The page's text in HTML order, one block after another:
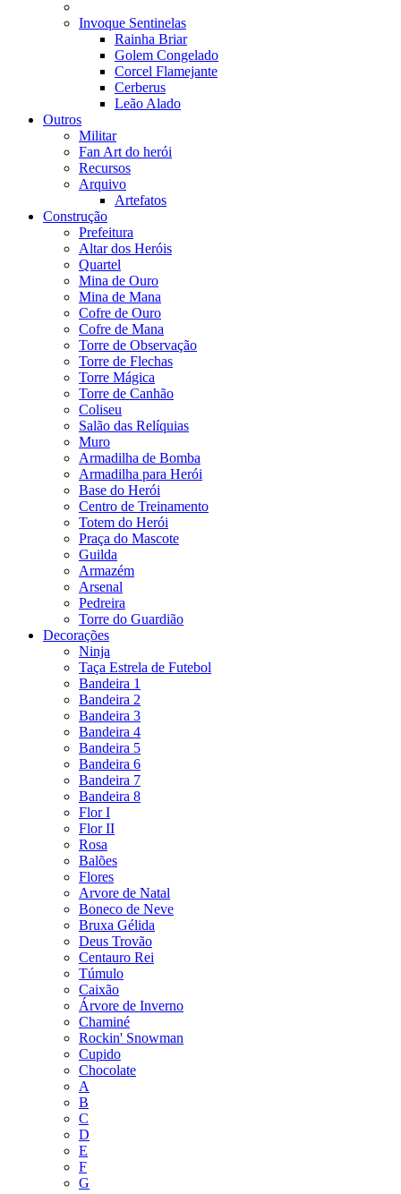
Invoque Sentinelas
Rainha Briar
Golem Congelado
Corcel Flamejante
Cerberus
Leão Alado
Outros
Militar
Fan Art do herói
Recursos
Arquivo
Artefatos
Construção
Prefeitura
Altar dos Heróis
Quartel
Mina de Ouro
Mina de Mana
Cofre de Ouro
Cofre de Mana
Torre de Observação
Torre de Flechas
Torre Mágica
Torre de Canhão
Coliseu
Salão das Relíquias
Muro
Armadilha de Bomba
Armadilha para Herói
Base do Herói
Centro de Treinamento
Totem do Herói
Praça do Mascote
Guilda
Armazém
Arsenal
Pedreira
Torre do Guardião
Decorações
Ninja
Taça Estrela de Futebol
Bandeira 1
Bandeira 2
Bandeira 3
Bandeira 4
Bandeira 5
Bandeira 6
Bandeira 7
Bandeira 8
Flor I
Flor II
Rosa
Balões
Flores
Arvore de Natal
Boneco de Neve
Bruxa Gélida
Deus Trovão
Centauro Rei
Túmulo
Caixão
Árvore de Inverno
Chaminé
Rockin' Snowman
Cupido
Chocolate
A
B
C
D
E
F
G